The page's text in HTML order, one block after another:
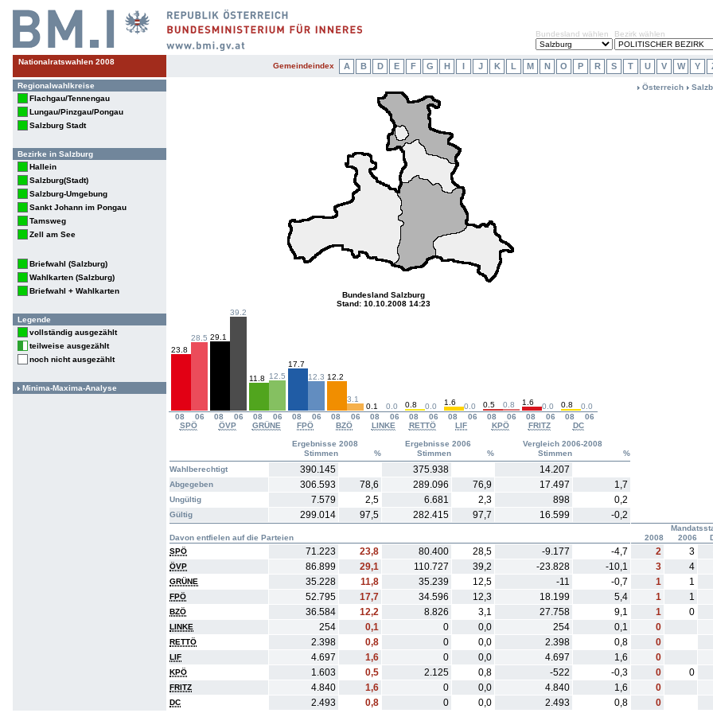
Nationalratswahlen 2008
Bundesland wählen Bezirk wählen
Gemeindeindex A B D E F G H I J K L M N O P R S T U V W Y
Regionalwahlkreise
Flachgau/Tennengau
Lungau/Pinzgau/Pongau
Salzburg Stadt
Bezirke in Salzburg
Hallein
Salzburg(Stadt)
Salzburg-Umgebung
Sankt Johann im Pongau
Tamsweg
Zell am See
Briefwahl (Salzburg)
Wahlkarten (Salzburg)
Briefwahl + Wahlkarten
Legende
vollständig ausgezählt
teilweise ausgezählt
noch nicht ausgezählt
Minima-Maxima-Analyse
Österreich
Bundesland Salzburg
Stand: 10.10.2008 14:23
08 06 08 06 08 06 08 06 08 06 08 06 08 06 08 06 08 06 08 06 08
06
SPÖ
ÖVP GRÜNE FPÖ BZÖ LINKE RETTÖ LIF KPÖ FRITZ DC
23.8
28.5 29.1
39.2
11.8 12.5
17.7
12.3 12.2
3.1
0.1
0.0 0.8 0.0 1.6 0.0 0.5 0.8 1.6 0.0 0.8 0.0
Ergebnisse 2008 Ergebnisse 2006
Vergleich 2006-2008
Stimmen
% Stimmen % Stimmen
%
Wahlberechtigt
390.145 375.938 14.207
Abgegeben 306.593 78,6 289.096 76,9 17.497 1,7
Ungültig 7.579 2,5 6.681 2,3 898 0,2
Gültig 299.014 97,5 282.415 97,7 16.599 -0,2
Davon entfielen auf die Parteien
2008 2006
SPÖ
71.223 23,8 80.400 28,5 -9.177 -4,7 2 3
ÖVP 86.899 29,1 110.727 39,2 -23.828 -10,1 3 4
GRÜNE 35.228 11,8 35.239 12,5 -11 -0,7 1 1
FPÖ 52.795 17,7 34.596 12,3 18.199 5,4 1 1
BZÖ 36.584 12,2 8.826 3,1 27.758 9,1 1 0
LINKE 254 0,1 0 0,0 254 0,1 0
RETTÖ 2.398 0,8 0 0,0 2.398 0,8 0
LIF 4.697 1,6 0 0,0 4.697 1,6 0
KPÖ 1.603 0,5 2.125 0,8 -522 -0,3 0 0
FRITZ 4.840 1,6 0 0,0 4.840 1,6 0
DC 2.493 0,8 0 0,0 2.493 0,8 0